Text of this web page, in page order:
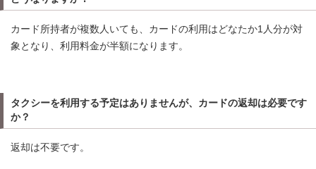
カード所持者が複数人いても、カードの利用はどなたか1人分が対
象となり、利用料金が半額になります。
タクシーを利用する予定はありませんが、カードの返却は必要です
か？
返却は不要です。